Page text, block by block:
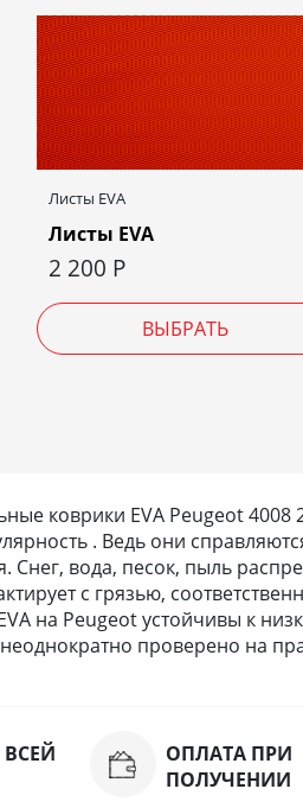
Листы EVA
Листы EVA
2 200 Р
ВЫБРАТЬ
коврики EVA Peugeot 4008
. Ведь они
Снег, вода, песок, пыль
с грязью,
на Peugeot устойчивы к
проверено на
ОПЛАТА ПРИ
ПОЛУЧЕНИИ